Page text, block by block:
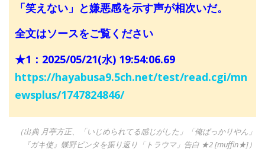
「笑えない」と嫌悪感を示す声が相次いだ。
全文はソースをご覧ください
★1：2025/05/21(水) 19:54:06.69
https://hayabusa9.5ch.net/test/read.cgi/mn
ewsplus/1747824846/
（出典 月亭方正、「いじめられてる感じがした」「俺ばっかりやん」
『ガキ使』蝶野ビンタを振り返り「トラウマ」告白 ★2 [muffin★]）